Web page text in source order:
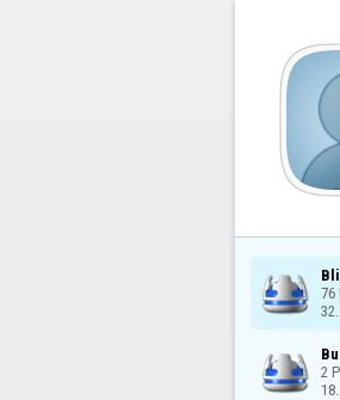
76
2